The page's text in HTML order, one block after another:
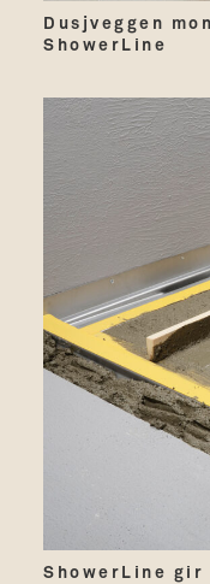
Dusjveggen
ShowerLine
ShowerLine